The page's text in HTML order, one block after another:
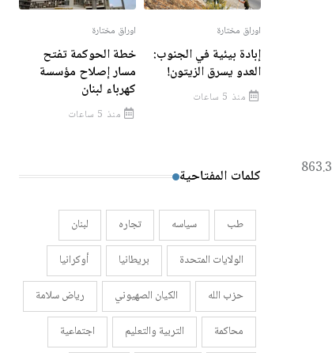
وفق بيانات جمعها مجلس الذهب العالمي، بلغت مشتريات القطاع الرسمي في 2025 نحو863.3
اوراق مختارة
إبادة بيئية في الجنوب:
العدو يسرق الزيتون!
منذ 5 ساعات
اوراق مختارة
خطة الحوكمة تفتح
مسار إصلاح مؤسسة
كهرباء لبنان
منذ 5 ساعات
كلمات المفتاحية
طب سياسه تجاره
لبنان
الولايات المتحدة
بريطانيا
أوكرانيا
حزب الله
الكيان الصهيوني
رياض سلامة
محاكمة
التربية والتعليم
اجتماعية